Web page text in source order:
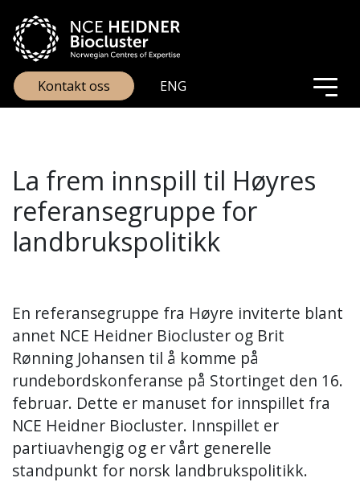
Kontakt oss ENG
La frem innspill til Høyres
referansegruppe for
landbrukspolitikk
En referansegruppe fra Høyre inviterte blant
annet NCE Heidner Biocluster og Brit
Rønning Johansen til å komme på
rundebordskonferanse på Stortinget den 16.
februar. Dette er manuset for innspillet fra
NCE Heidner Biocluster. Innspillet er
partiuavhengig og er vårt generelle
standpunkt for norsk landbrukspolitikk.